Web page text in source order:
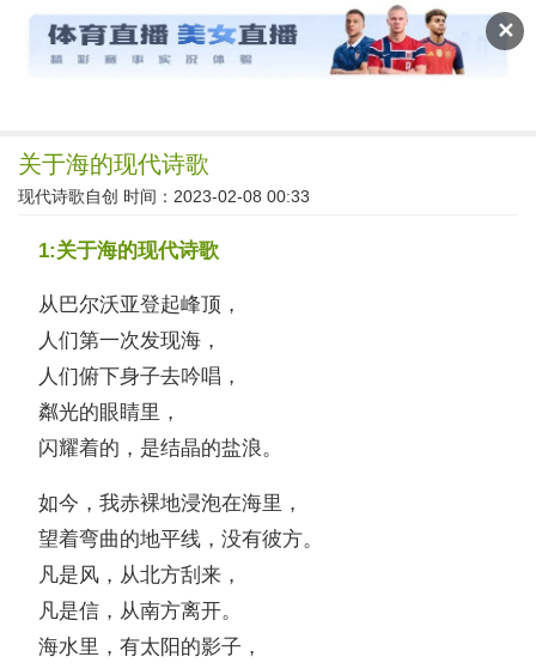
✕
读文斋
关于海的现代诗歌
现代诗歌自创 时间：2023-02-08 00:33
1:关于海的现代诗歌
从巴尔沃亚登起峰顶，
人们第一次发现海，
人们俯下身子去吟唱，
粼光的眼睛里，
闪耀着的，是结晶的盐浪。
如今，我赤裸地浸泡在海里，
望着弯曲的地平线，没有彼方。
凡是风，从北方刮来，
凡是信，从南方离开。
海水里，有太阳的影子，